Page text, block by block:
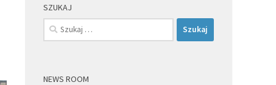
SZUKAJ
Szukaj:
NEWS ROOM